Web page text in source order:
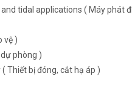
tidal applications ( Máy phát
vệ )
phòng )
Thiết bị đóng, cắt hạ áp )